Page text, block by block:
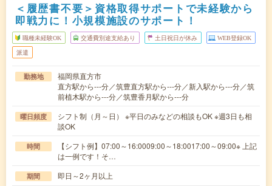
＜履歴書不要＞資格取得サポートで未経験から
即戦力に！小規模施設のサポート！
職種未経験OK 交通費別途支給あり 土日祝日が休み WEB登録OK
派遣
勤務地
福岡県直方市
直方駅から---分／筑豊直方駅から---分／新入駅から---分／筑
前植木駅から---分／筑豊香月駅から---分
曜日頻度
シフト制（月～日） ※平日のみなどの相談もOK ※週3日も相
談OK
時間
【シフト例】07:00～16:0009:00～18:0017:00～09:00※ 上記
は一例です！そ…
期間 即日～2ヶ月以上